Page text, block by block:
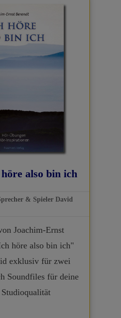
also bin ich
& Spieler David
Joachim-Ernst
höre also bin ich"
exklusiv für zwei
Soundfiles für deine